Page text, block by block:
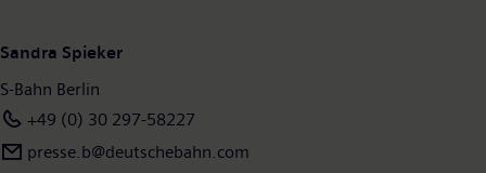
Sandra Spieker
S-Bahn Berlin
+49 (0) 30 297-58227
presse.b@deutschebahn.com